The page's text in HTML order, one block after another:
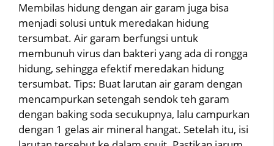
Membilas hidung dengan air garam juga bisa
menjadi solusi untuk meredakan hidung
tersumbat. Air garam berfungsi untuk
membunuh virus dan bakteri yang ada di rongga
hidung, sehingga efektif meredakan hidung
tersumbat. Tips: Buat larutan air garam dengan
mencampurkan setengah sendok teh garam
dengan baking soda secukupnya, lalu campurkan
dengan 1 gelas air mineral hangat. Setelah itu, isi